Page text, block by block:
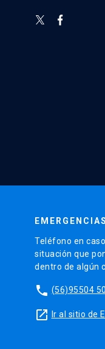
Teléfono en
situación que
dentro de algún
phone (56)95504
launch Ir al sitio de